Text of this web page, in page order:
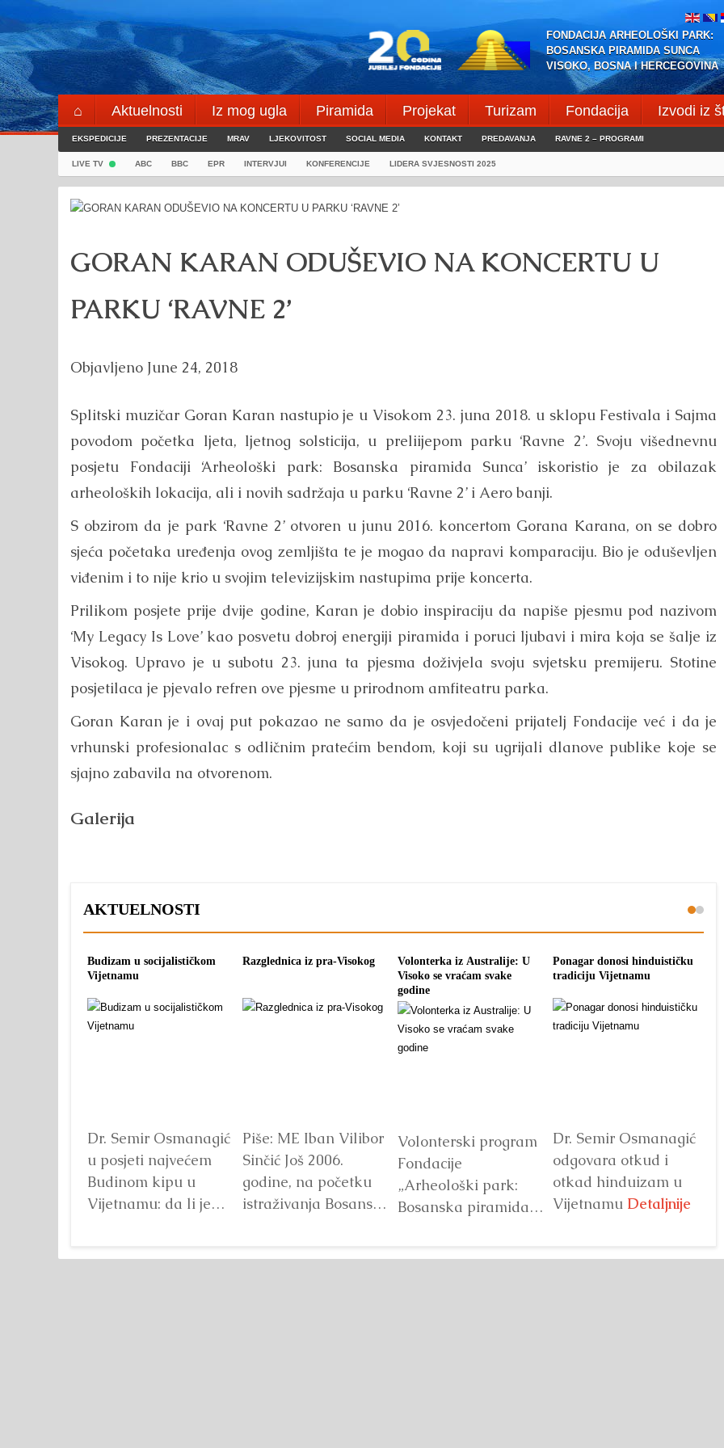
Skip
to
content
FONDACIJA ARHEOLOŠKI PARK:
BOSANSKA PIRAMIDA SUNCA
VISOKO, BOSNA I HERCEGOVINA
⌂ Aktuelnosti Iz mog ugla Piramida Projekat Turizam Fondacija Izvodi iz
Blogeri
⌖
EKSPEDICIJE PREZENTACIJE MRAV LJEKOVITOST SOCIAL MEDIA KONTAKT PREDAVANJA RAVNE 2 – PROGRAMI
LIVE TV ABC BBC EPR INTERVJUI KONFERENCIJE LIDERA SVJESNOSTI 2025
GORAN KARAN ODUŠEVIO NA KONCERTU U
PARKU ‘RAVNE 2’
Objavljeno June 24, 2018
Splitski muzičar Goran Karan nastupio je u Visokom 23. juna 2018. u sklopu Festivala i Sajma
povodom početka ljeta, ljetnog solsticija, u preliijepom parku ‘Ravne 2’. Svoju višednevnu
posjetu Fondaciji ‘Arheološki park: Bosanska piramida Sunca’ iskoristio je za obilazak
arheoloških lokacija, ali i novih sadržaja u parku ‘Ravne 2’ i Aero banji.
S obzirom da je park ‘Ravne 2’ otvoren u junu 2016. koncertom Gorana Karana, on se dobro
sjeća početaka uređenja ovog zemljišta te je mogao da napravi komparaciju. Bio je oduševljen
viđenim i to nije krio u svojim televizijskim nastupima prije koncerta.
Prilikom posjete prije dvije godine, Karan je dobio inspiraciju da napiše pjesmu pod nazivom
‘My Legacy Is Love’ kao posvetu dobroj energiji piramida i poruci ljubavi i mira koja se šalje iz
Visokog. Upravo je u subotu 23. juna ta pjesma doživjela svoju svjetsku premijeru. Stotine
posjetilaca je pjevalo refren ove pjesme u prirodnom amfiteatru parka.
Goran Karan je i ovaj put pokazao ne samo da je osvjedočeni prijatelj Fondacije već i da je
vrhunski profesionalac s odličnim pratećim bendom, koji su ugrijali dlanove publike koje se
sjajno zabavila na otvorenom.
Galerija
AKTUELNOSTI
Budizam u socijalističkom
Vijetnamu
Dr. Semir Osmanagić
u posjeti najvećem
Budinom kipu u
Vijetnamu: da li je
Razglednica iz pra-Visokog
Piše: ME Iban Vilibor
Sinčić Još 2006.
godine, na početku
istraživanja Bosanske
Volonterka iz Australije: U
Visoko se vraćam svake
godine
Volonterski program
Fondacije
„Arheološki park:
Bosanska piramida
Ponagar donosi hinduističku
tradiciju Vijetnamu
Dr. Semir Osmanagić
odgovara otkud i
otkad hinduizam u
Vijetnamu Detaljnije